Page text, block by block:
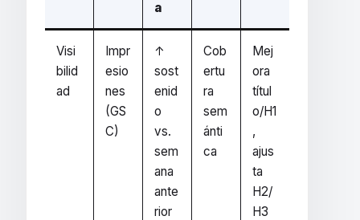
a
Visi
bilid
ad
Impr
esio
nes
(GS
C)
↑
sost
enid
o
vs.
sem
ana
ante
rior
Cob
ertu
ra
sem
ánti
ca
Mej
ora
títul
o/H1
,
ajus
ta
H2/
H3